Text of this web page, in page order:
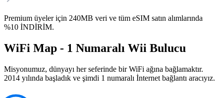
Premium üyeler için 240MB veri ve tüm eSIM satın alımlarında
%10 İNDİRİM.
WiFi Map - 1 Numaralı Wii Bulucu
Misyonumuz, dünyayı her seferinde bir WiFi ağına bağlamaktır.
2014 yılında başladık ve şimdi 1 numaralı İnternet bağlantı aracıyız.